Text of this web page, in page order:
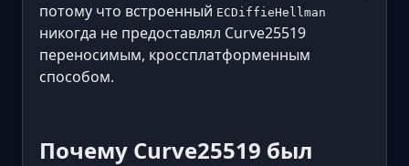
потому что встроенный ECDiffieHellman
никогда не предоставлял Curve25519
переносимым, кроссплатформенным
способом.
Почему Curve25519 был